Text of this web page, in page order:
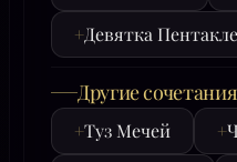
+Девятка
Другие
+Туз Мечей +